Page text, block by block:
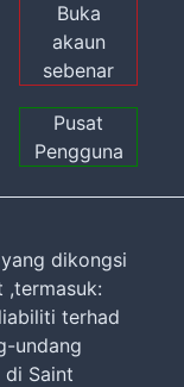
Buka
akaun
sebenar
Pusat
Pengguna
dikongsi
,termasuk:
terhad
undang
di Saint